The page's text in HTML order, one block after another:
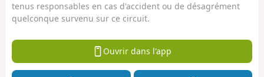
tenus responsables en cas d'accident ou de désagrément
quelconque survenu sur ce circuit.
Ouvrir dans l'app